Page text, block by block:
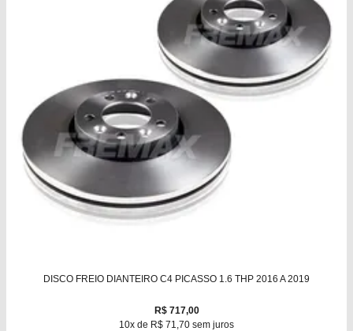
DISCO FREIO DIANTEIRO C4 PICASSO 1.6 THP 2016 A 2019
R$ 717,00
10x de R$ 71,70 sem juros